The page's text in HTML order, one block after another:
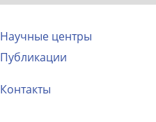
Научные центры
Публикации
Контакты